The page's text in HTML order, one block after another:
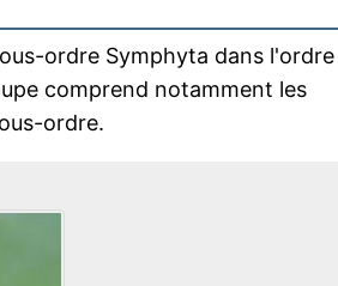
ordre Symphyta dans l'ordre
comprend notamment les
ordre.